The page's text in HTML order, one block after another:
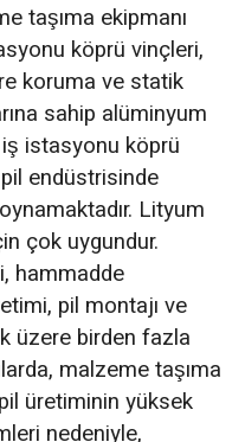
taşıma ekipmanı
köprü vinçleri,
koruma ve statik
sahip alüminyum
iş istasyonu köprü
endüstrisinde
Lityum
çok uygundur.
hammadde
pil montajı ve
üzere birden fazla
malzeme taşıma
üretiminin yüksek
nedeniyle,